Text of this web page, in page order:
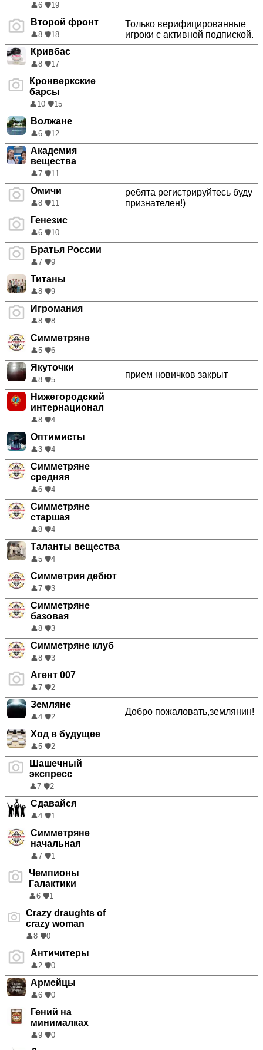
👤6 🛡️19
Второй фронт
👤8 🛡️18
Только верифицированные
игроки с активной подпиской.
Кривбас
👤8 🛡️17
Кронверкские
барсы
👤10 🛡️15
Волжане
👤6 🛡️12
Академия
вещества
👤7 🛡️11
Омичи
👤8 🛡️11
ребята регистрируйтесь буду
признателен!)
Генезис
👤6 🛡️10
Братья России
👤7 🛡️9
Титаны
👤8 🛡️9
Игромания
👤8 🛡️8
Симметряне
👤5 🛡️6
Якуточки
👤8 🛡️5
прием новичков закрыт
Нижегородский
интернационал
👤8 🛡️4
Оптимисты
👤3 🛡️4
Симметряне
средняя
👤6 🛡️4
Симметряне
старшая
👤8 🛡️4
Таланты вещества
👤5 🛡️4
Симметрия дебют
👤7 🛡️3
Симметряне
базовая
👤8 🛡️3
Симметряне клуб
👤8 🛡️3
Агент 007
👤7 🛡️2
Земляне
👤4 🛡️2
Добро пожаловать,землянин!
Ход в будущее
👤5 🛡️2
Шашечный
экспресс
👤7 🛡️2
Сдавайся
👤4 🛡️1
Симметряне
начальная
👤7 🛡️1
Чемпионы
Галактики
👤6 🛡️1
Crazy draughts of
crazy woman
👤8 🛡️0
Античитеры
👤2 🛡️0
Армейцы
👤6 🛡️0
Гений на
минималках
👤9 🛡️0